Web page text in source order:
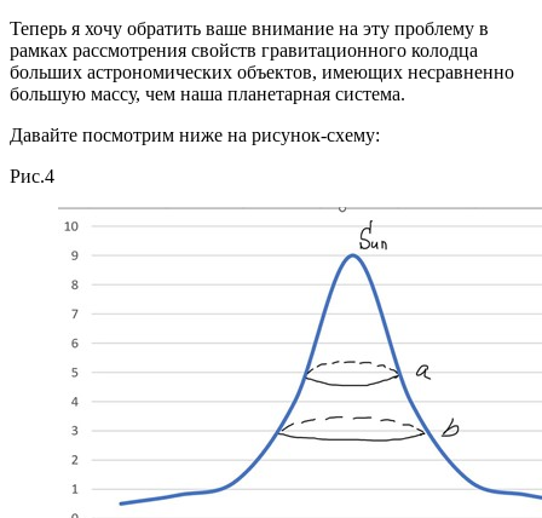
Теперь я хочу обратить ваше внимание на эту проблему в
рамках рассмотрения свойств гравитационного колодца
больших астрономических объектов, имеющих несравненно
большую массу, чем наша планетарная система.
Давайте посмотрим ниже на рисунок-схему:
Рис.4